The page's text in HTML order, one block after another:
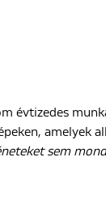
évtizedes
amelyek
sem